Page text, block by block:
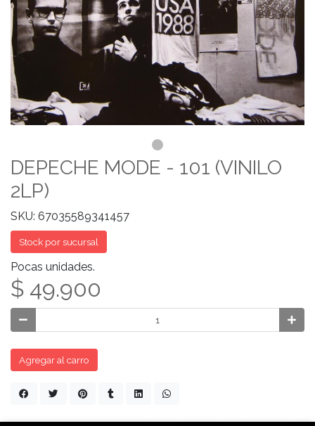
DEPECHE MODE - 101 (VINILO
2LP)
SKU: 67035589341457
Stock por sucursal
Pocas unidades.
$ 49.900
Agregar al carro